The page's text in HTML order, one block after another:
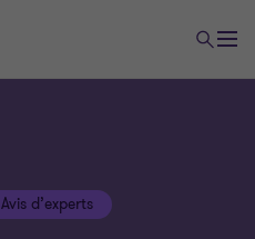
Avis d’experts